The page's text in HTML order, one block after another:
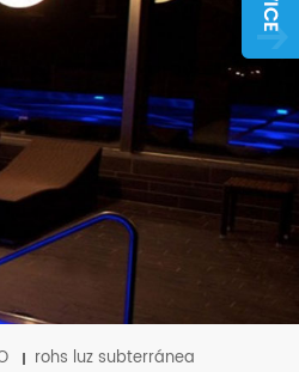
rohs luz subterránea